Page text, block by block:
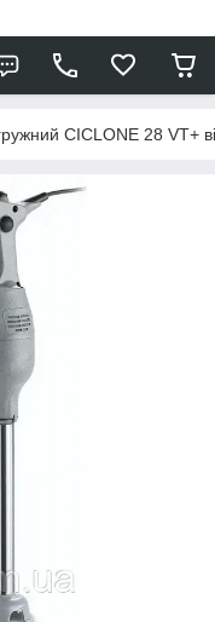
CICLONE 28 VT+